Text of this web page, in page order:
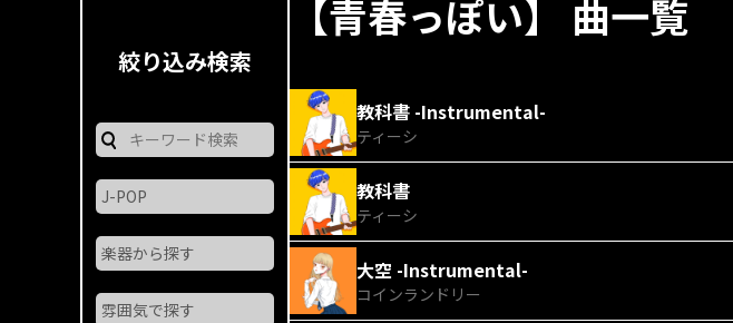
絞り込み検索
【青春っぽい】 曲一覧
教科書 -Instrumental-
ティーシ
教科書
ティーシ
大空 -Instrumental-
コインランドリー